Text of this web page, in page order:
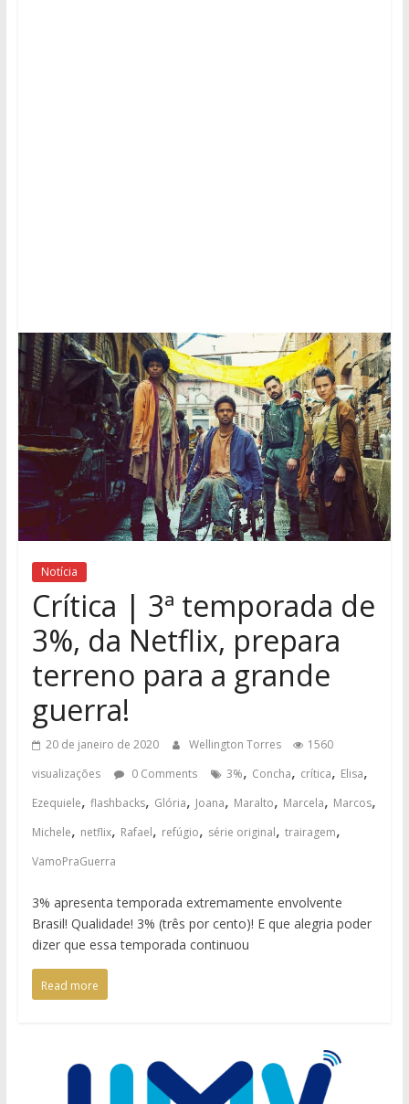
Notícia
Crítica | 3ª temporada de
3%, da Netflix, prepara
terreno para a grande
guerra!
20 de janeiro de 2020 Wellington Torres
1560
visualizações
0 Comments 3%, Concha, crítica, Elisa,
Ezequiele, flashbacks, Glória, Joana, Maralto, Marcela, Marcos,
Michele, netflix, Rafael, refúgio, série original, trairagem,
VamoPraGuerra
3% apresenta temporada extremamente envolvente
Brasil! Qualidade! 3% (três por cento)! E que alegria poder
dizer que essa temporada continuou
Read more